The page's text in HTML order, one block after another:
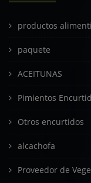
productos
paquete
ACEITUNAS
Pimientos
Otros encurtidos
alcachofa
Proveedor de